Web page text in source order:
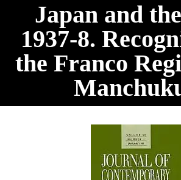
Japan and
1937-8.
the Franco